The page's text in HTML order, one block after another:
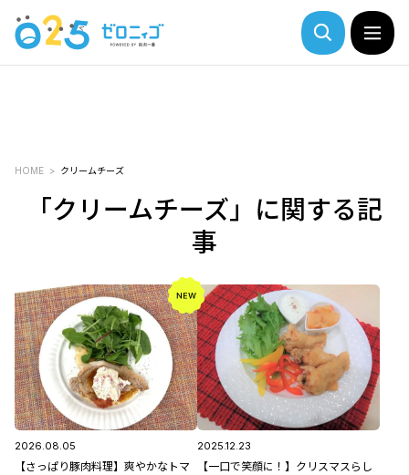
HOME クリームチーズ
「クリームチーズ」に関する記
事
2026.08.05
【さっぱり豚肉料理】爽やかなトマ
2025.12.23
【一口で笑顔に！】クリスマスらし